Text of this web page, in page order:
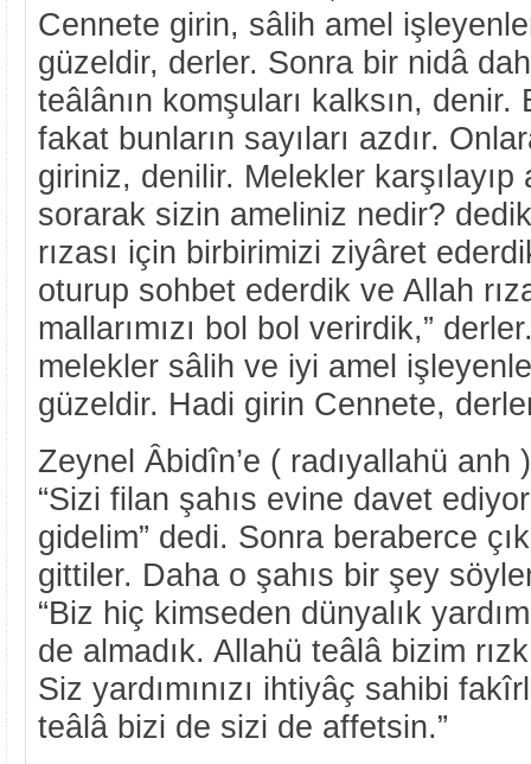
Cennete girin, sâlih amel
güzeldir, derler. Sonra bir nidâ
teâlânın komşuları kalksın,
fakat bunların sayıları azdır.
giriniz, denilir. Melekler
sorarak sizin ameliniz nedir?
rızası için birbirimizi ziyâret
oturup sohbet ederdik ve Allah
mallarımızı bol bol verirdik,”
melekler sâlih ve iyi amel
güzeldir. Hadi girin Cennete,
Zeynel Âbidîn’e ( radıyallahü
“Sizi filan şahıs evine davet
gidelim” dedi. Sonra beraberce
gittiler. Daha o şahıs bir şey
“Biz hiç kimseden dünyalık
de almadık. Allahü teâlâ bizim
Siz yardımınızı ihtiyâç sahibi
teâlâ bizi de sizi de affetsin.”